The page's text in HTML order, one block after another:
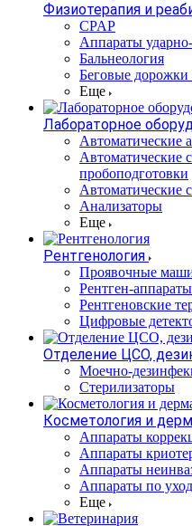
Физиотерапия и
CPAP
Аппараты
Бальнеология
Беговые
Еще
Лабораторное
Автоматические
Автоматические
пробоподготовки
Автоматические
Анализаторы
Еще
Рентгенология
Проявочные
Рентген-аппараты
Рентгеновские
Цифровые
Отделение ЦСО,
Моечно-
Стерилизаторы
Косметология и
Аппараты
Аппараты
Аппараты
Аппараты по
Еще